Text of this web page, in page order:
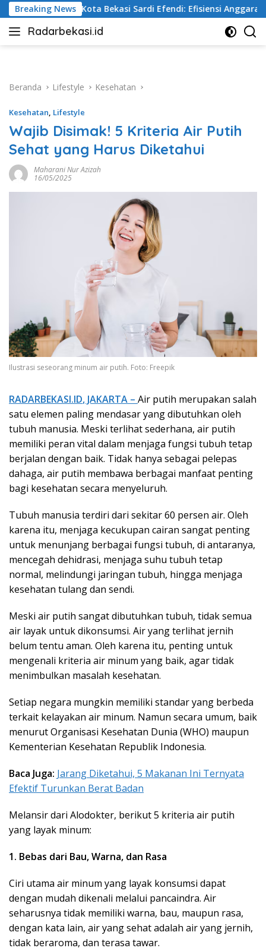
Langsung
ke
konten
Breaking News
Efisiensi Anggaran Jangan Ganggu Pelayanan Publik
Radarbekasi.id
Berita
Beranda
Lifestyle Kesehatan
Kesehatan, Lifestyle
Wajib Disimak! 5 Kriteria Air Putih
Sehat yang Harus Diketahui
Maharani Nur Azizah
16/05/2025
Ilustrasi seseorang minum air putih. Foto: Freepik
RADARBEKASI.ID, JAKARTA – Air putih merupakan salah
satu elemen paling mendasar yang dibutuhkan oleh
tubuh manusia. Meski terlihat sederhana, air putih
memiliki peran vital dalam menjaga fungsi tubuh tetap
berjalan dengan baik. Tidak hanya sebagai pelepas
dahaga, air putih membawa berbagai manfaat penting
bagi kesehatan secara menyeluruh.
Tubuh manusia terdiri dari sekitar 60 persen air. Oleh
karena itu, menjaga kecukupan cairan sangat penting
untuk menunjang berbagai fungsi tubuh, di antaranya,
mencegah dehidrasi, menjaga suhu tubuh tetap
normal, melindungi jaringan tubuh, hingga menjaga
kesehatan tulang dan sendi.
Meski air putih sangat dibutuhkan tubuh, tidak semua
air layak untuk dikonsumsi. Air yang terlihat jernih
belum tentu aman. Oleh karena itu, penting untuk
mengenali kriteria air minum yang baik, agar tidak
menimbulkan masalah kesehatan.
Setiap negara mungkin memiliki standar yang berbeda
terkait kelayakan air minum. Namun secara umum, baik
menurut Organisasi Kesehatan Dunia (WHO) maupun
Kementerian Kesehatan Republik Indonesia.
Baca Juga: Jarang Diketahui, 5 Makanan Ini Ternyata
Efektif Turunkan Berat Badan
Melansir dari Alodokter, berikut 5 kriteria air putih
yang layak minum:
1. Bebas dari Bau, Warna, dan Rasa
Ciri utama air minum yang layak konsumsi dapat
dengan mudah dikenali melalui pancaindra. Air
seharusnya tidak memiliki warna, bau, maupun rasa,
dengan kata lain, air yang sehat adalah air yang jernih,
tidak beraroma, dan terasa tawar.